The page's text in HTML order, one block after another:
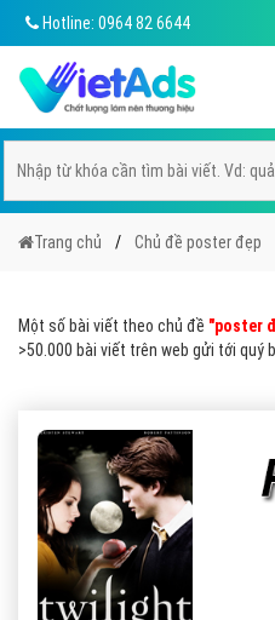
Hotline: 0964 82 6644
Trang chủ Chủ đề poster đẹp
Một số bài viết theo chủ đề "poster
>50.000 bài viết trên web gửi tới quý